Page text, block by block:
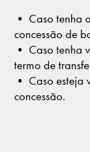
• Caso tenha
concessão de
• Caso tenha
termo de
• Caso esteja
concessão.